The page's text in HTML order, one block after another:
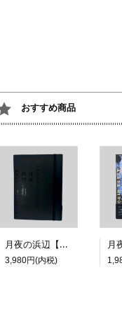
おすすめ商品
月夜の浜辺【特装版】
3,980円(内税)